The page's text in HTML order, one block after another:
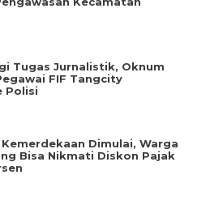
Tugas Jurnalistik, Oknum
FIF Tangcity
Polisi
Dimulai, Warga
Bisa Nikmati Diskon Pajak